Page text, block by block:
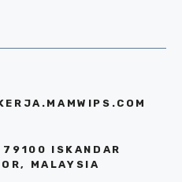
ISKANDAR
MALAYSIA